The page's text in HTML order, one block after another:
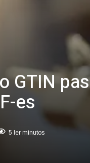
GTIN
es
5 ler minutos